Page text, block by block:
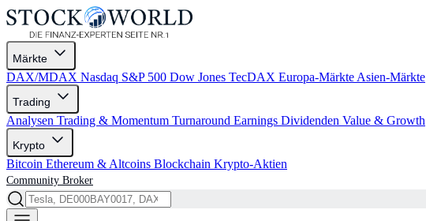
Märkte
DAX/MDAX Nasdaq S&P 500 Dow Jones TecDAX Europa-Märkte Asien-Märkte
Trading
Analysen Trading & Momentum Turnaround Earnings Dividenden Value & Growth
Krypto
Bitcoin Ethereum & Altcoins Blockchain Krypto-Aktien
Community Broker